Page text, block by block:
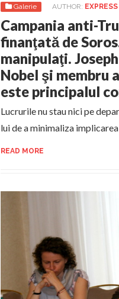
Galerie AUTHOR: EXPRESS
Campania anti-
finanţată de
manipulaţi.
Nobel şi membru
este principalul
Lucrurile nu stau nici pe
lui de a minimaliza
READ MORE